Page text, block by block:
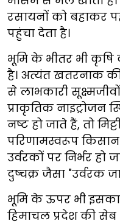
रसायनों को बहाकर
पहुंचा देता है।
भूमि के भीतर भी कृषि
है। अत्यंत खतरनाक
से लाभकारी
प्राकृतिक नाइट्रोजन
नष्ट हो जाते हैं, तो
परिणामस्वरूप
उर्वरकों पर निर्भर
दुष्चक्र जैसा "उर्वरक
भूमि के ऊपर भी इसका
हिमाचल प्रदेश की